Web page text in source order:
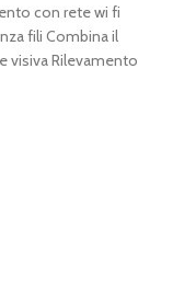
con rete wi fi
fili Combina il
visiva Rilevamento